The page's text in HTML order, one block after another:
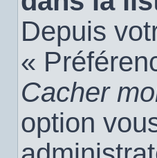
Depuis
«
Cacher
option